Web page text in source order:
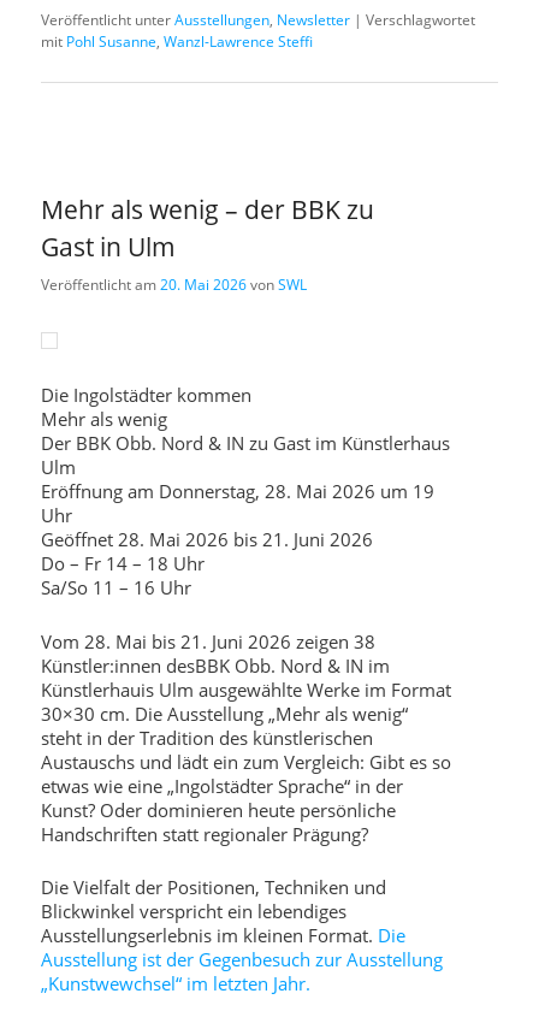
Veröffentlicht unterAusstellungen, Newsletter |Verschlagwortet
mit Pohl Susanne,Wanzl-Lawrence Steffi
Mehr als wenig – der BBK zu
Gast in Ulm
Veröffentlicht am20. Mai 2026vonSWL
Die Ingolstädter kommen
Mehr als wenig
Der BBK Obb. Nord & IN zu Gast im Künstlerhaus
Ulm
Eröffnung am Donnerstag, 28. Mai 2026 um 19
Uhr
Geöffnet 28. Mai 2026 bis 21. Juni 2026
Do – Fr 14 – 18 Uhr
Sa/So 11 – 16 Uhr
Vom 28. Mai bis 21. Juni 2026 zeigen 38
Künstler:innen desBBK Obb. Nord & IN im
Künstlerhauis Ulm ausgewählte Werke im Format
30×30 cm. Die Ausstellung „Mehr als wenig“
steht in der Tradition des künstlerischen
Austauschs und lädt ein zum Vergleich: Gibt es so
etwas wie eine „Ingolstädter Sprache“ in der
Kunst? Oder dominieren heute persönliche
Handschriften statt regionaler Prägung?
Die Vielfalt der Positionen, Techniken und
Blickwinkel verspricht ein lebendiges
Ausstellungserlebnis im kleinen Format. Die
Ausstellung ist der Gegenbesuch zur Ausstellung
„Kunstwewchsel“ im letzten Jahr.